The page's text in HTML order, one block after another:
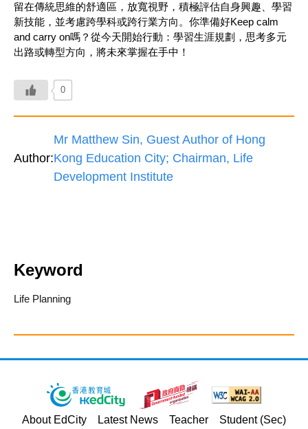
留在傳統思維的舒適區，放寬視野，積極評估自身興趣、學習
新技能，並考慮跨學科或跨行業方向。你準備好Keep calm
and carry on嗎？從今天開始行動：學習生涯規劃，思考多元
出路或轉型方向，將未來掌握在手中！
0
Author:
Mr Matthew Sin, Guest Author of Hong
Kong Education City; Chairman, Life
Development Institute
Keyword
Life Planning
About EdCity Latest News Teacher Student (Sec)